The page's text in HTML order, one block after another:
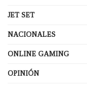
JET SET
NACIONALES
ONLINE GAMING
OPINIÓN